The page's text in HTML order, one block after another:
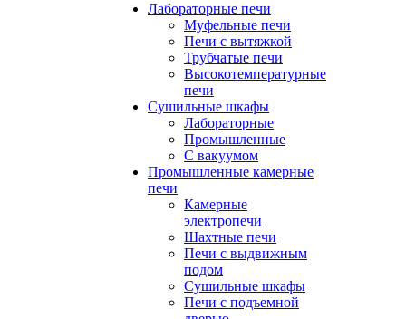
Лабораторные печи
Муфельные печи
Печи с вытяжкой
Трубчатые печи
Высокотемпературные
печи
Сушильные шкафы
Лабораторные
Промышленные
С вакуумом
Промышленные камерные
печи
Камерные
электропечи
Шахтные печи
Печи с выдвижным
подом
Сушильные шкафы
Печи с подъемной